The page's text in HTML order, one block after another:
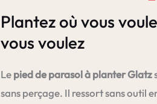
Plantez où vous
vous voulez
Lepied de parasol à planter Glatz
sans perçage. Il ressort sans outil